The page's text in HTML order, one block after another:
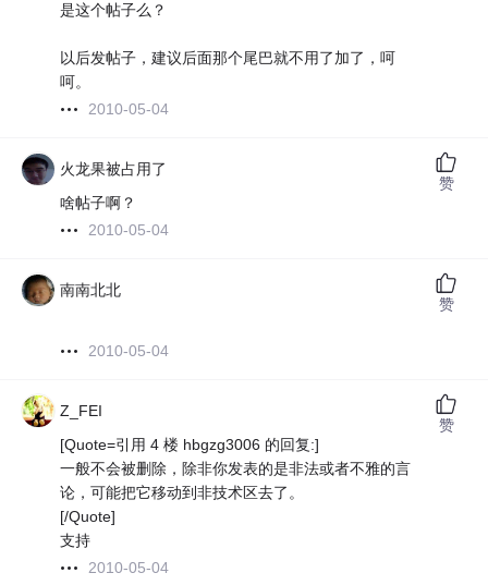
是这个帖子么？
以后发帖子，建议后面那个尾巴就不用了加了，呵
呵。
2010-05-04
火龙果被占用了
啥帖子啊？
2010-05-04
赞
南南北北
2010-05-04
赞
Z_FEI
[Quote=引用 4 楼 hbgzg3006 的回复:]
一般不会被删除，除非你发表的是非法或者不雅的言
论，可能把它移动到非技术区去了。
[/Quote]
支持
2010-05-04
赞